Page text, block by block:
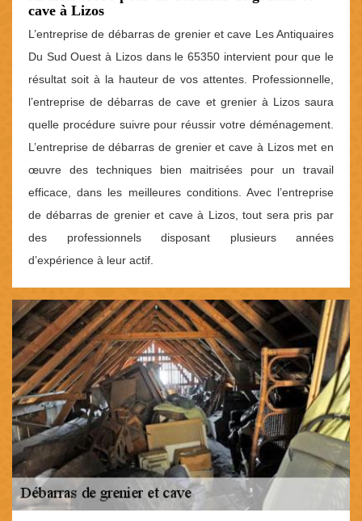
cave à Lizos
L’entreprise de débarras de grenier et cave Les Antiquaires
Du Sud Ouest à Lizos dans le 65350 intervient pour que le
résultat soit à la hauteur de vos attentes. Professionnelle,
l’entreprise de débarras de cave et grenier à Lizos saura
quelle procédure suivre pour réussir votre déménagement.
L’entreprise de débarras de grenier et cave à Lizos met en
œuvre des techniques bien maitrisées pour un travail
efficace, dans les meilleures conditions. Avec l’entreprise
de débarras de grenier et cave à Lizos, tout sera pris par
des professionnels disposant plusieurs années
d’expérience à leur actif.